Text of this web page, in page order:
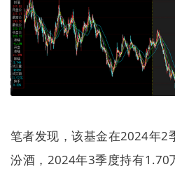
笔者发现，该基金在2024年2
汾酒，2024年3季度持有1.70